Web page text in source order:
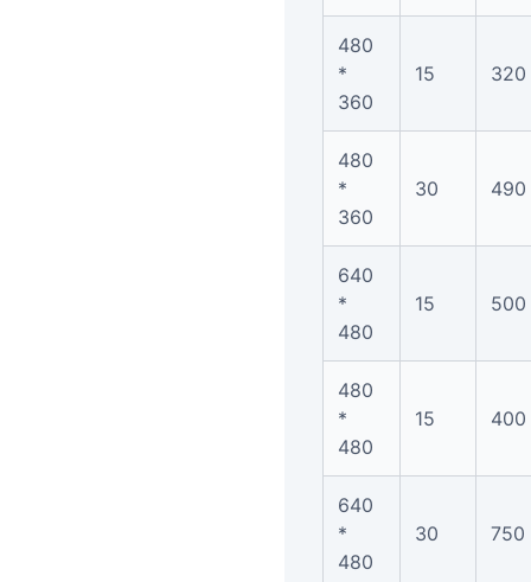
480
*
360
15 320
480
*
360
30 490
640
*
480
15 500
480
*
480
15 400
640
*
480
30 750